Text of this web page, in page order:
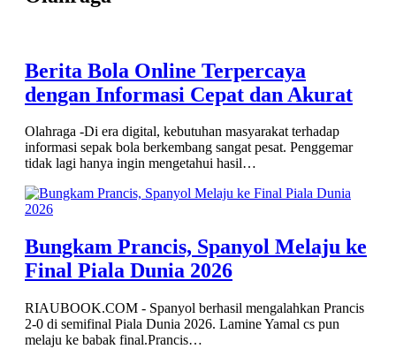
Berita Bola Online Terpercaya
dengan Informasi Cepat dan Akurat
Olahraga -Di era digital, kebutuhan masyarakat terhadap
informasi sepak bola berkembang sangat pesat. Penggemar
tidak lagi hanya ingin mengetahui hasil…
Bungkam Prancis, Spanyol Melaju ke
Final Piala Dunia 2026
RIAUBOOK.COM - Spanyol berhasil mengalahkan Prancis
2-0 di semifinal Piala Dunia 2026. Lamine Yamal cs pun
melaju ke babak final.Prancis…